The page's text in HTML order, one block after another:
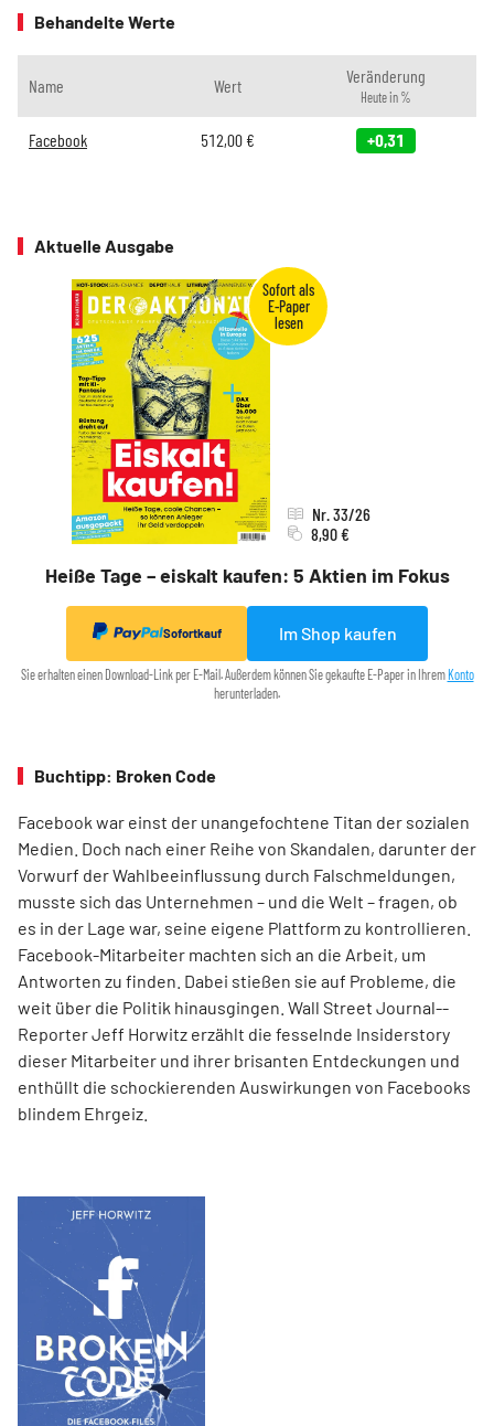
Behandelte Werte
Name Wert Veränderung
Heute in %
Facebook 512,00 € +0,31
Aktuelle Ausgabe
Heiße Tage – eiskalt kaufen: 5 Aktien im Fokus
Nr. 33/26
8,90 €
Sofortkauf Im Shop kaufen
Sie erhalten einen Download-Link per E-Mail. Außerdem können Sie gekaufte E-Paper in Ihrem Konto
herunterladen.
Buchtipp: Broken Code
Facebook war einst der unangefochtene Titan der sozialen
Medien. Doch nach einer Reihe von Skandalen, darunter der
Vorwurf der Wahlbeeinflussung durch Falschmeldungen,
musste sich das Unternehmen – und die Welt – fragen, ob
es in der Lage war, seine eigene Plattform zu kontrollieren.
Facebook-Mitarbeiter machten sich an die Arbeit, um
Antworten zu finden. Dabei stießen sie auf Probleme, die
weit über die Politik hinausgingen. Wall Street Journal-­
Reporter Jeff Horwitz erzählt die fesselnde Insiderstory
dieser Mitarbeiter und ihrer brisanten Entdeckungen und
enthüllt die schockierenden Auswirkungen von Facebooks
blindem Ehrgeiz.